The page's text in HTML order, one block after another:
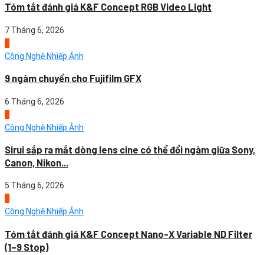
Tóm tắt đánh giá K&F Concept RGB Video Light
7 Tháng 6, 2026
Công Nghệ Nhiếp Ảnh
9 ngàm chuyển cho Fujifilm GFX
6 Tháng 6, 2026
Công Nghệ Nhiếp Ảnh
Sirui sắp ra mắt dòng lens cine có thể đổi ngàm giữa Sony,
Canon, Nikon...
5 Tháng 6, 2026
Công Nghệ Nhiếp Ảnh
Tóm tắt đánh giá K&F Concept Nano-X Variable ND Filter
(1–9 Stop)